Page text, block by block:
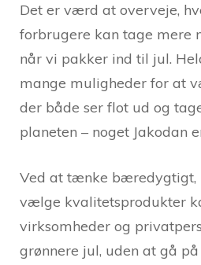
Det er værd at overveje,
forbrugere kan tage mere
når vi pakker ind til jul.
mange muligheder for at
der både ser flot ud og
planeten – noget Jakodan
Ved at tænke bæredygtigt,
vælge kvalitetsprodukter
virksomheder og
grønnere jul, uden at gå